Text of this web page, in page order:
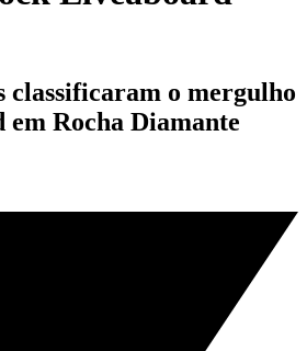
classificaram o mergulho
em Rocha Diamante